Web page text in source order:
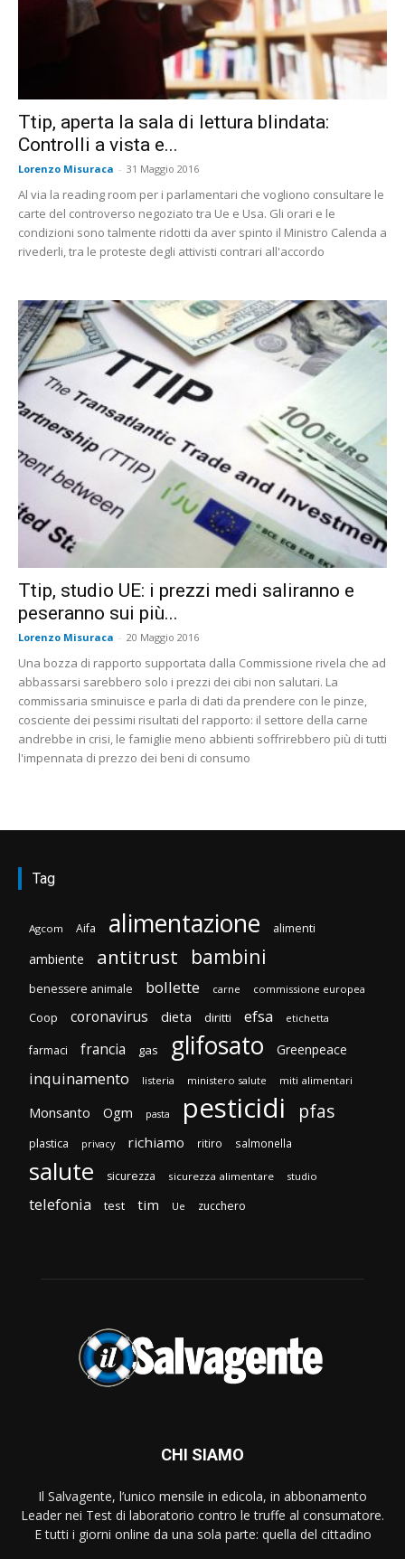
Ttip, aperta la sala di lettura blindata:
Controlli a vista e...
Lorenzo Misuraca - 31 Maggio 2016
Al via la reading room per i parlamentari che vogliono consultare le
carte del controverso negoziato tra Ue e Usa. Gli orari e le
condizioni sono talmente ridotti da aver spinto il Ministro Calenda a
rivederli, tra le proteste degli attivisti contrari all'accordo
Ttip, studio UE: i prezzi medi saliranno e
peseranno sui più...
Lorenzo Misuraca - 20 Maggio 2016
Una bozza di rapporto supportata dalla Commissione rivela che ad
abbassarsi sarebbero solo i prezzi dei cibi non salutari. La
commissaria sminuisce e parla di dati da prendere con le pinze,
cosciente dei pessimi risultati del rapporto: il settore della carne
andrebbe in crisi, le famiglie meno abbienti soffrirebbero più di tutti
l'impennata di prezzo dei beni di consumo
Tag
Agcom Aifa alimentazione alimenti
ambiente antitrust bambini
benessere animale bollette carne commissione europea
Coop coronavirus dieta diritti efsa etichetta
farmaci francia gas glifosato Greenpeace
inquinamento listeria ministero salute miti alimentari
Monsanto Ogm pasta pesticidi pfas
plastica privacy richiamo ritiro salmonella
salute sicurezza sicurezza alimentare studio
telefonia test tim Ue zucchero
CHI SIAMO
Il Salvagente, l’unico mensile in edicola, in abbonamento
Leader nei Test di laboratorio contro le truffe al consumatore.
E tutti i giorni online da una sola parte: quella del cittadino